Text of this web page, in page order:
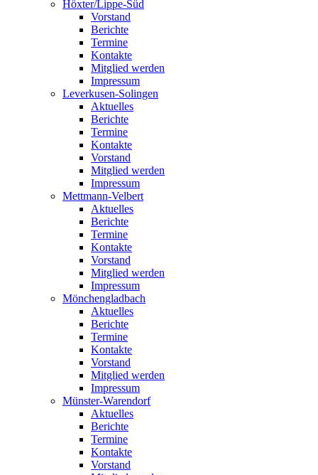
Höxter/Lippe-Süd
Vorstand
Berichte
Termine
Kontakte
Mitglied werden
Impressum
Leverkusen-Solingen
Aktuelles
Berichte
Termine
Kontakte
Vorstand
Mitglied werden
Impressum
Mettmann-Velbert
Aktuelles
Berichte
Termine
Kontakte
Vorstand
Mitglied werden
Impressum
Mönchengladbach
Aktuelles
Berichte
Termine
Kontakte
Vorstand
Mitglied werden
Impressum
Münster-Warendorf
Aktuelles
Berichte
Termine
Kontakte
Vorstand